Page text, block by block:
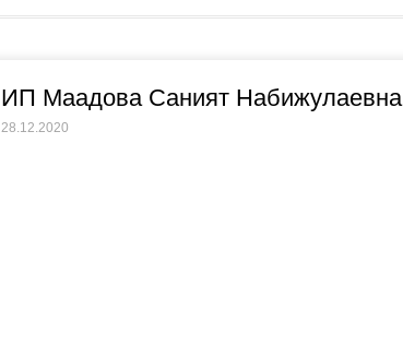
ИП Маадова Саният Набижулаевна
28.12.2020